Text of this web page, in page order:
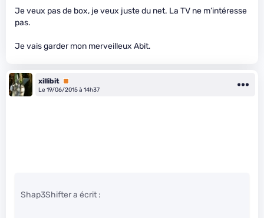
Je veux pas de box, je veux juste du net. La TV ne m’intéresse
pas.
Je vais garder mon merveilleux Abit.
xillibit Premium
Le 19/06/2015 à 14h37
Shap3Shifter a écrit :